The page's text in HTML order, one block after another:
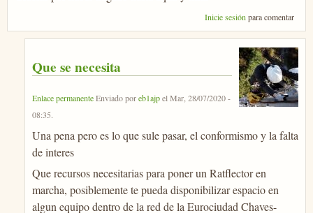
Inicie sesiónpara comentar
Que se necesita
Enlace permanenteEnviado poreb1ajpelMar, 28/07/2020 -
08:35.
Una pena pero es lo que sule pasar, el conformismo y la falta
de interes
Que recursos necesitarias para poner un Ratflector en
marcha, posiblemente te pueda disponibilizar espacio en
algun equipo dentro de la red de la Eurociudad Chaves-